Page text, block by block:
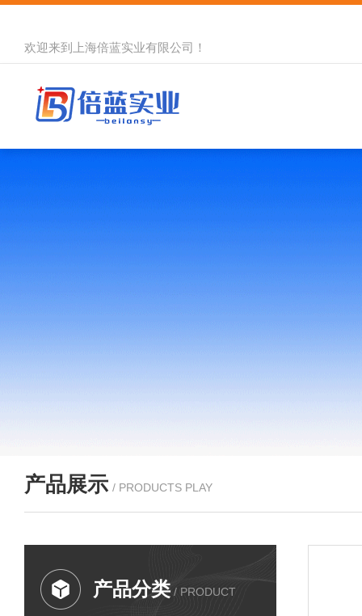
欢迎来到 上海倍蓝实业有限公司 ！
产品展示 / PRODUCTS PLAY
产品分类 / PRODUCT